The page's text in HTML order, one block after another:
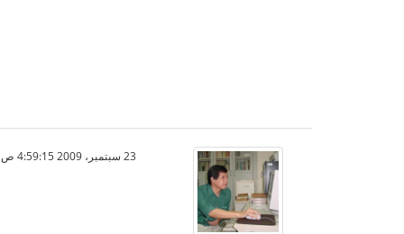
23 سبتمبر، 2009 4:59:15 ص